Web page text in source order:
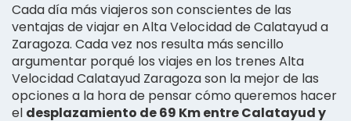
Cada día más viajeros son conscientes de las
ventajas de viajar en Alta Velocidad de Calatayud a
Zaragoza. Cada vez nos resulta más sencillo
argumentar porqué los viajes en los trenes Alta
Velocidad Calatayud Zaragoza son la mejor de las
opciones a la hora de pensar cómo queremos hacer
el desplazamiento de 69 Km entre Calatayud y